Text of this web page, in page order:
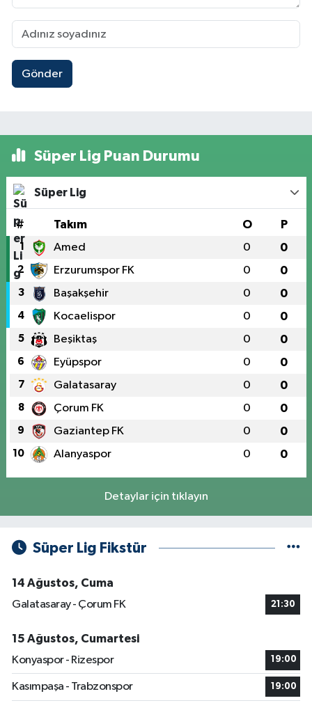
Gönder
Süper Lig Puan Durumu
Süper Lig
# Takım O P
1 Amed 0 0
2 Erzurumspor FK 0 0
3 Başakşehir 0 0
4 Kocaelispor 0 0
5 Beşiktaş 0 0
6 Eyüpspor 0 0
7 Galatasaray 0 0
8 Çorum FK 0 0
9 Gaziantep FK 0 0
10 Alanyaspor 0 0
Detaylar için tıklayın
Süper Lig Fikstür
14 Ağustos, Cuma
Galatasaray - Çorum FK
21:30
15 Ağustos, Cumartesi
Konyaspor - Rizespor
19:00
Kasımpaşa - Trabzonspor 19:00